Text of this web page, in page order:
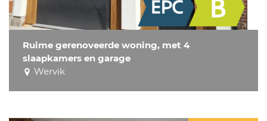
Ruime gerenoveerde woning, met 4
slaapkamers en garage
Wervik